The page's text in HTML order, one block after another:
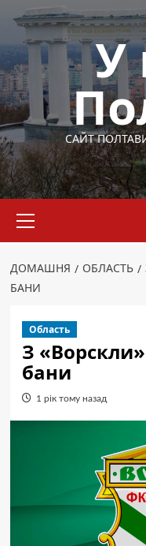
Перейти
вмісту
У
САЙТ
меню
ДОМАШНЯ ОБЛАСТЬ
БАНИ
Область
З
бани
1 рік тому назад